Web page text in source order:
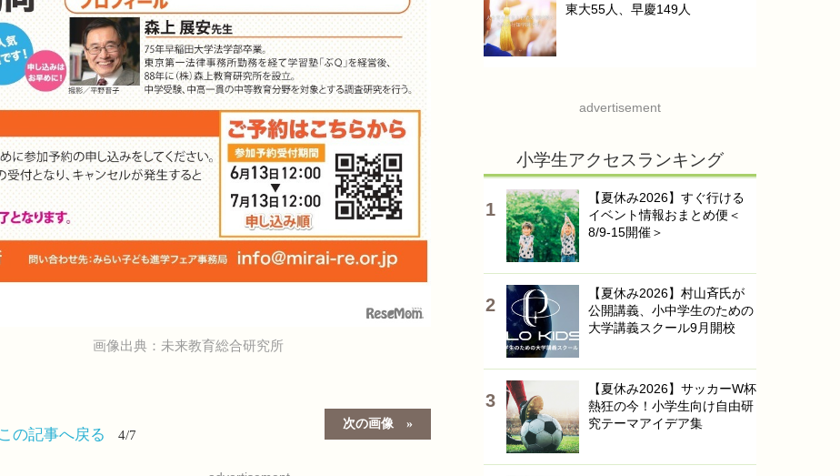
画像出典：未来教育総合研究所
次の画像
この記事へ戻る 4/7
東大55人、早慶149人
advertisement
小学生アクセスランキング
【夏休み2026】すぐ行ける
イベント情報おまとめ便＜
8/9-15開催＞
【夏休み2026】村山斉氏が
公開講義、小中学生のための
大学講義スクール9月開校
【夏休み2026】サッカーW杯
熱狂の今！小学生向け自由研
究テーマアイデア集